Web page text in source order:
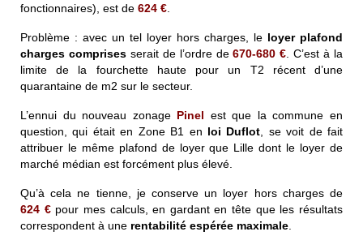
fonctionnaires), est de 624 €
Problème : avec un tel loyer hors charges, le loyer plafond
charges comprisesserait de l’ordre de670-680 € . C’est à la
limite de la fourchette haute pour un T2 récent d’une
quarantaine de m2 sur le secteur.
L’ennui du nouveau zonage Pinel est que la commune en
question, qui était en Zone B1 en loi Duflot , se voit de fait
attribuer le même plafond de loyer que Lille dont le loyer de
marché médian est forcément plus élevé.
Qu’à cela ne tienne, je conserve un loyer hors charges de
624 €pour mes calculs, en gardant en tête que les résultats
correspondent à une rentabilité espérée maximale